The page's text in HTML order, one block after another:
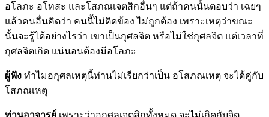
อโลภะ อโทสะ และโสภณเจตสิกอื่นๆ แต่ถ้าคนนั้นตอบว่า เฉยๆ
แล้วคนอื่นคิดว่า คนนี้ไม่ติดข้อง ไม่ถูกต้อง เพราะเหตุว่าขณะ
นั้นจะรู้ได้อย่างไรว่า เขาเป็นกุศลจิต หรือไม่ใช่กุศลจิต แต่เวลาที่
กุศลจิตเกิด แน่นอนต้องมีอโลภะ
ผู้ฟัง ทำไมอกุศลเหตุนี้ท่านไม่เรียกว่าเป็น อโสภณเหตุ จะได้คู่กับ
โสภณเหตุ
ท่านอาจารย์ เพราะว่าอกุศลเจตสิกทั้งหมด จะไม่เกิดกับจิต